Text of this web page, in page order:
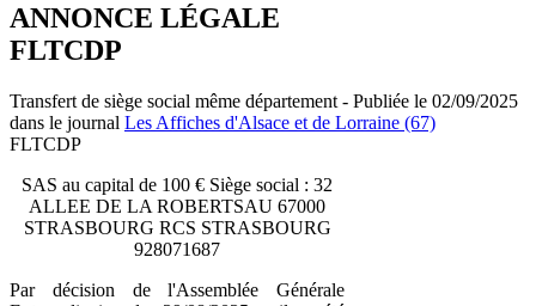
ANNONCE LÉGALE
FLTCDP
Transfert de siège social même département - Publiée le 02/09/2025
dans le journal Les Affiches d'Alsace et de Lorraine (67)
FLTCDP
SAS au capital de 100 € Siège social : 32
ALLEE DE LA ROBERTSAU 67000
STRASBOURG RCS STRASBOURG
928071687
Par décision de l'Assemblée Générale